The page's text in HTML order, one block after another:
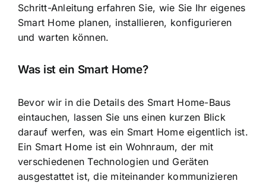
Schritt-Anleitung erfahren Sie, wie Sie Ihr eigenes
Smart Home planen, installieren, konfigurieren
und warten können.
Was ist ein Smart Home?
Bevor wir in die Details des Smart Home-Baus
eintauchen, lassen Sie uns einen kurzen Blick
darauf werfen, was ein Smart Home eigentlich ist.
Ein Smart Home ist ein Wohnraum, der mit
verschiedenen Technologien und Geräten
ausgestattet ist, die miteinander kommunizieren